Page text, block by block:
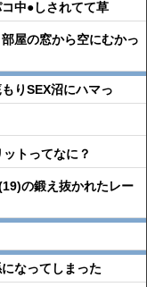
中●︎しされてて草
屋の窓から空にむかっ
りSEX沼にハマっ
トってなに？
の鍛え抜かれたレー
なってしまった